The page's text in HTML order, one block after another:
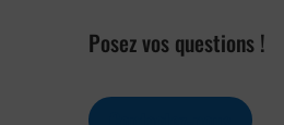
Posez vos questions !